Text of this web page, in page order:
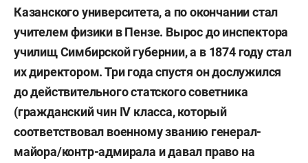
Казанского университета, а по окончании стал
учителем физики в Пензе. Вырос до инспектора
училищ Симбирской губернии, а в 1874 году стал
их директором. Три года спустя он дослужился
до действительного статского советника
(гражданский чин IV класса, который
соответствовал военному званию генерал-
майора/контр-адмирала и давал право на